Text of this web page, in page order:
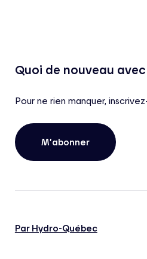
Quoi de nouveau avec
Pour ne rien manquer,
M’abonner
Par Hydro-Québec